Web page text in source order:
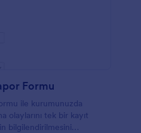
Formu
ile kurumunuzda
olaylarını tek bir kayıt
bilgilendirilmesini